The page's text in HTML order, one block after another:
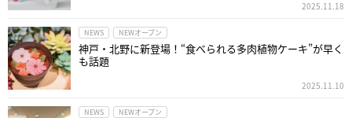
2025.11.18
NEWS NEWオープン
神戸・北野に新登場！“食べられる多肉植物ケーキ”が早く
も話題
2025.11.10
NEWS NEWオープン